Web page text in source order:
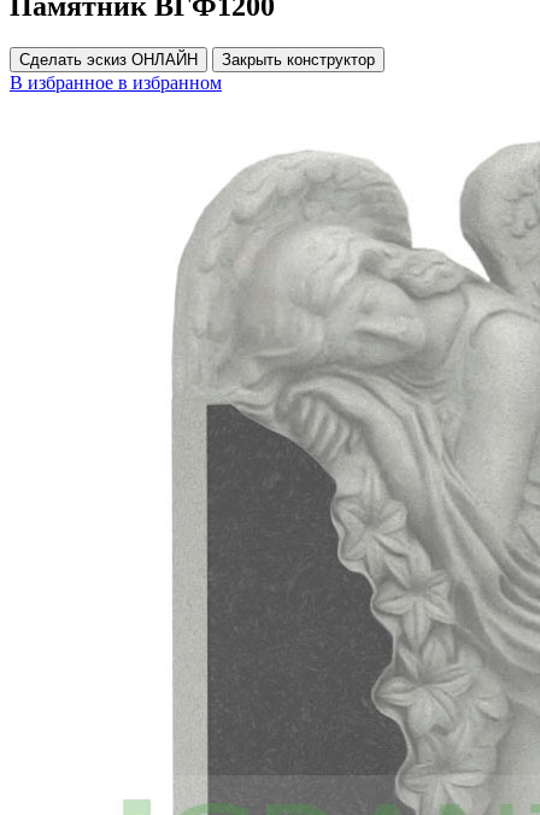
Памятник ВГФ1200
Сделать эскиз ОНЛАЙН Закрыть конструктор
В избранное в избранном